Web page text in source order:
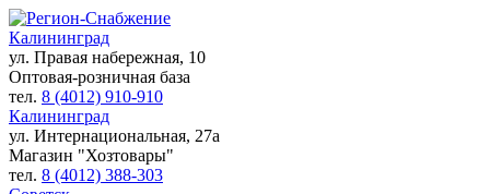
Калининград
ул. Правая набережная, 10
Оптовая-розничная база
тел. 8 (4012) 910-910
Калининград
ул. Интернациональная, 27а
Магазин "Хозтовары"
тел. 8 (4012) 388-303